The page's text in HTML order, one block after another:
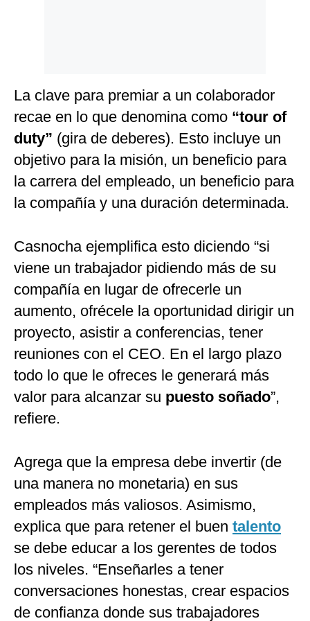
La clave para premiar a un colaborador
recae en lo que denomina como “tour of
duty” (gira de deberes). Esto incluye un
objetivo para la misión, un beneficio para
la carrera del empleado, un beneficio para
la compañía y una duración determinada.
Casnocha ejemplifica esto diciendo “si
viene un trabajador pidiendo más de su
compañía en lugar de ofrecerle un
aumento, ofrécele la oportunidad dirigir un
proyecto, asistir a conferencias, tener
reuniones con el CEO. En el largo plazo
todo lo que le ofreces le generará más
valor para alcanzar su puesto soñado”,
refiere.
Agrega que la empresa debe invertir (de
una manera no monetaria) en sus
empleados más valiosos. Asimismo,
explica que para retener el buen talento
se debe educar a los gerentes de todos
los niveles. “Enseñarles a tener
conversaciones honestas, crear espacios
de confianza donde sus trabajadores